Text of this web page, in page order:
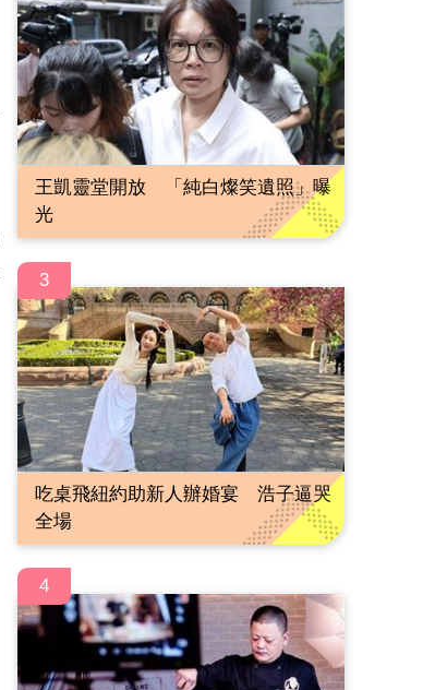
王凱靈堂開放 「純白燦笑遺照」曝
光
3
吃桌飛紐約助新人辦婚宴 浩子逼哭
全場
4